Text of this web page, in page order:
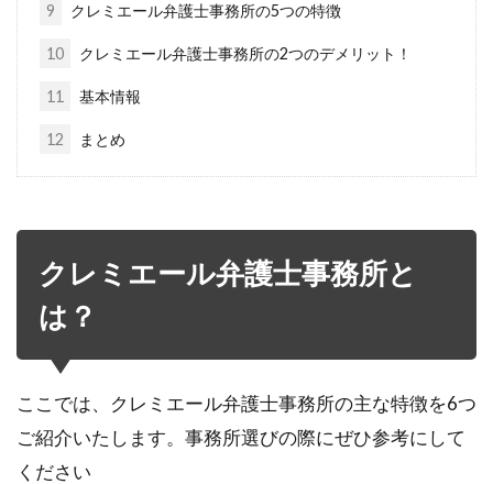
9 クレミエール弁護士事務所の5つの特徴
10 クレミエール弁護士事務所の2つのデメリット！
11 基本情報
12 まとめ
クレミエール弁護士事務所と
は？
ここでは、クレミエール弁護士事務所の主な特徴を6つ
ご紹介いたします。事務所選びの際にぜひ参考にして
ください